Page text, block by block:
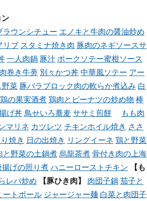
ラウンシチュー エノキと牛肉の醤油炒め
リブ スタミナ焼き肉 豚肉のネギソースサ
一人肉鍋 豚汁 ポークソテー蜜柑ソース
巻き牛蒡 別々かつ丼 中華風ソテー アー
野菜 豚バラブロック肉の軟らか煮込み 白
鶏の果実酒煮 鶏肉とピーナツの炒め物 棒
げ丼 鳥せいろ蕎麦 ササミ煎餅
もも肉
マリネ カツレツ チキンホイル焼き ささ
焼き 日の出焼き リングイーネ 鶏と野菜
と野菜の土鍋煮 烏龍茶煮 骨付き肉の上海
揚げの照り煮 ハニーローストチキン
【も
レバ炒め 【豚ひき肉】 肉団子鍋 茄子と
ートボール ジャージャー麺 白菜と肉団子